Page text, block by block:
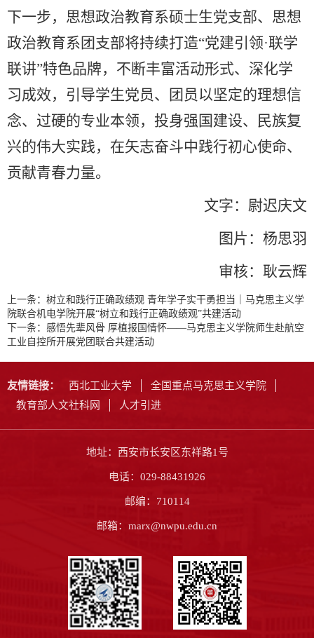
下一步，思想政治教育系硕士生党支部、思想
政治教育系团支部将持续打造“党建引领·联学
联讲”特色品牌，不断丰富活动形式、深化学
习成效，引导学生党员、团员以坚定的理想信
念、过硬的专业本领，投身强国建设、民族复
兴的伟大实践，在矢志奋斗中践行初心使命、
贡献青春力量。
文字：尉迟庆文
图片：杨思羽
审核：耿云辉
上一条： 树立和践行正确政绩观 青年学子实干勇担当｜马克思主义学
院联合机电学院开展“树立和践行正确政绩观”共建活动
下一条： 感悟先辈风骨 厚植报国情怀——马克思主义学院师生赴航空
工业自控所开展党团联合共建活动
友情链接： 西北工业大学
全国重点马克思主义学院
教育部人文社科网
人才引进
地址：西安市长安区东祥路1号
电话：029-88431926
邮编：710114
邮箱：marx@nwpu.edu.cn